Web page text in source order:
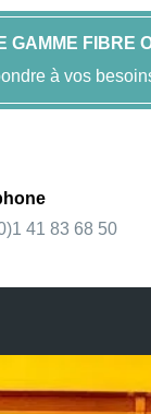
GAMME FIBRE
à vos
41 83 68 50